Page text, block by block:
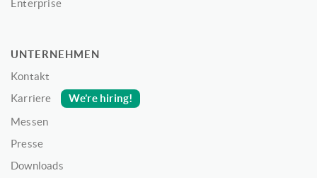
Enterprise
UNTERNEHMEN
Kontakt
Karriere
We’re hiring!
Messen
Presse
Downloads